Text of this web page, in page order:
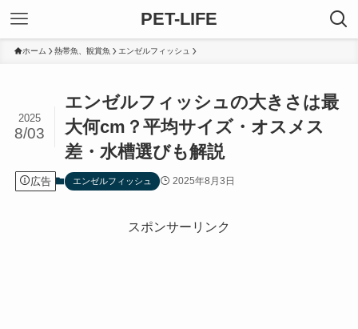
PET-LIFE
ホーム 熱帯魚、観賞魚 エンゼルフィッシュ
エンゼルフィッシュの大きさは最
大何cm？平均サイズ・オスメス
差・水槽選びも解説
2025
8/03
広告 エンゼルフィッシュ 2025年8月3日
スポンサーリンク